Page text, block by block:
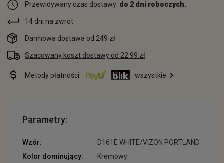
Przewidywany czas dostawy: do 2 dni roboczych.
14 dni na zwrot
Darmowa dostawa od 249 zł
Szacowany koszt dostawy od 22.99 zł
Metody płatności: wszystkie
Parametry:
Wzór:
D161E WHITE/VIZON PORTLAND
Kolor dominujący:
Kremowy